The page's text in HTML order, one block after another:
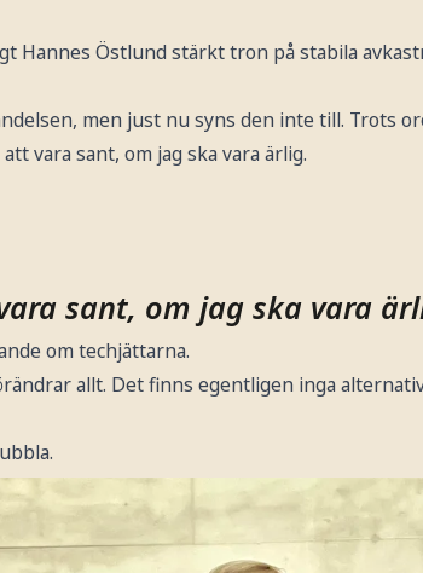
Hannes Östlund stärkt tron på stabila
men just nu syns den inte till. Trots
vara sant, om jag ska vara ärlig.
sant, om jag ska vara
om techjättarna.
allt. Det finns egentligen inga